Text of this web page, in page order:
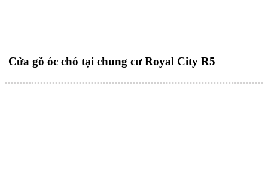
Cửa gỗ óc chó tại chung cư Royal City R5